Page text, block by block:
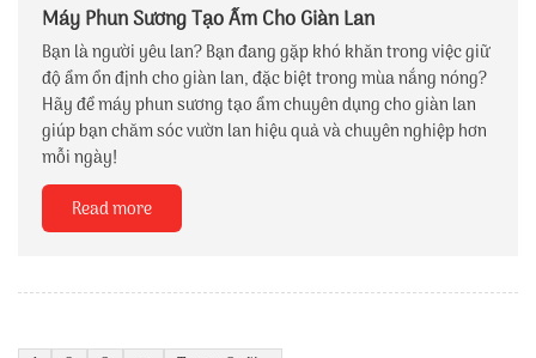
Máy Phun Sương Tạo Ẩm Cho Giàn Lan
Bạn là người yêu lan? Bạn đang gặp khó khăn trong việc giữ
độ ẩm ổn định cho giàn lan, đặc biệt trong mùa nắng nóng?
Hãy để máy phun sương tạo ẩm chuyên dụng cho giàn lan
giúp bạn chăm sóc vườn lan hiệu quả và chuyên nghiệp hơn
mỗi ngày!
Read more